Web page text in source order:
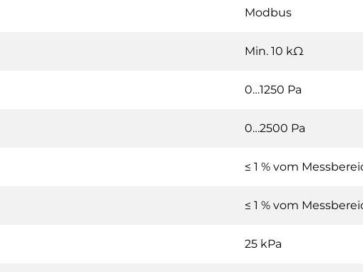
Modbus
Min. 10 kΩ
0…1250 Pa
0…2500 Pa
≤ 1 % vom
≤ 1 % vom
25 kPa